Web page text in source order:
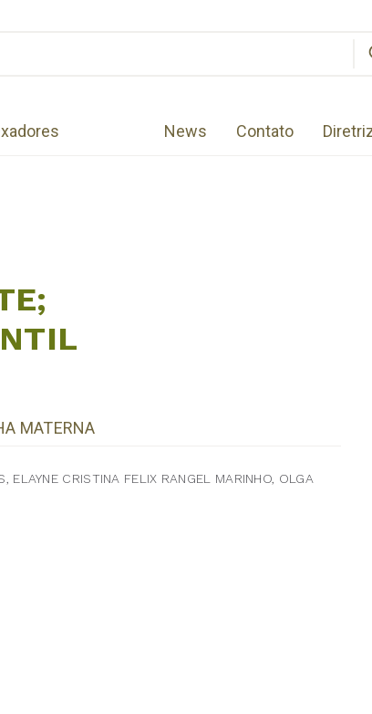
News Contato
MATERNA
ELAYNE CRISTINA FELIX RANGEL MARINHO, OLGA